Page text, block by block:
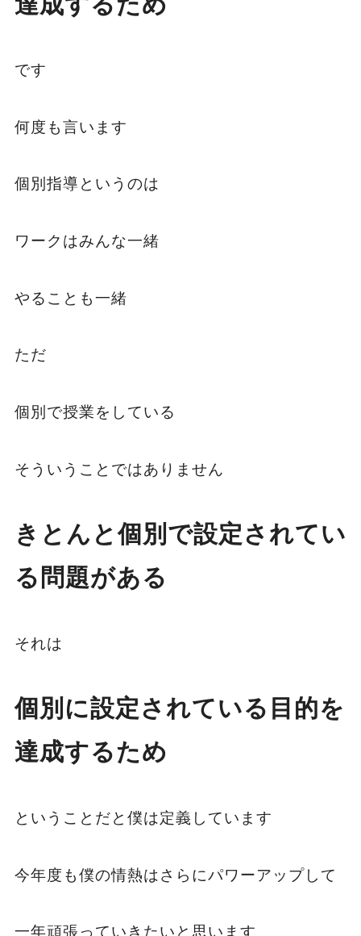
です
何度も言います
個別指導というのは
ワークはみんな一緒
やることも一緒
ただ
個別で授業をしている
そういうことではありません
きとんと個別で設定されてい
る問題がある
それは
個別に設定されている目的を
達成するため
ということだと僕は定義しています
今年度も僕の情熱はさらにパワーアップして
一年頑張っていきたいと思います